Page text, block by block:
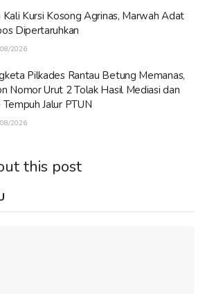
Kali Kursi Kosong Agrinas, Marwah Adat
Dipertaruhkan
2026
Pilkades Rantau Betung Memanas,
Nomor Urut 2 Tolak Hasil Mediasi dan
Tempuh Jalur PTUN
2026
this post